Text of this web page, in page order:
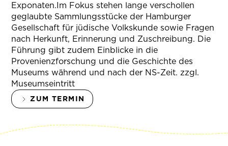
Exponaten.Im Fokus stehen lange verschollen
geglaubte Sammlungsstücke der Hamburger
Gesellschaft für jüdische Volkskunde sowie Fragen
nach Herkunft, Erinnerung und Zuschreibung. Die
Führung gibt zudem Einblicke in die
Provenienzforschung und die Geschichte des
Museums während und nach der NS-Zeit. zzgl.
Museumseintritt
ZUM TERMIN